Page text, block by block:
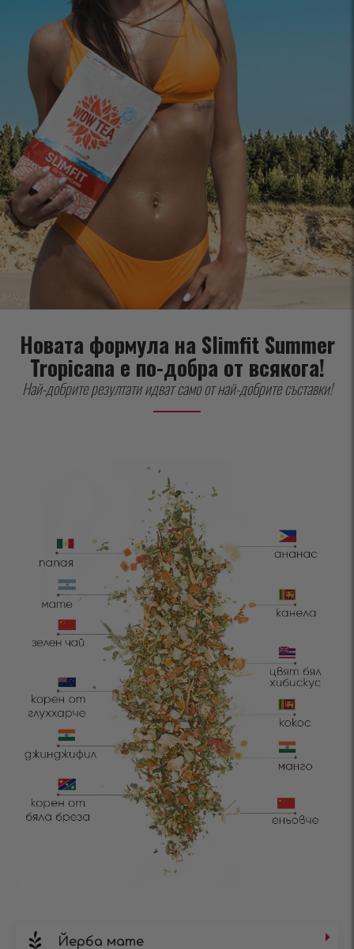
Новата формула на Slimfit Summer
Tropicana е по-добра от всякога!
Най-добрите резултати идват само от най-добрите съставки!
Йерба мате